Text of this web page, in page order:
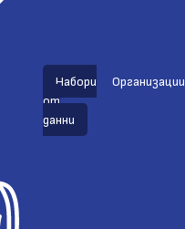
Набори
от
данни
Организации